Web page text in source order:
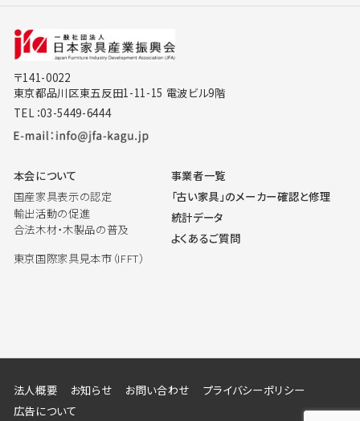
〒141-0022
東京都品川区東五反田1-11-15 電波ビル9階
TEL：03-5449-6444
本会について
国産家具表示の認定
輸出活動の促進
合法木材・木製品の普及
東京国際家具見本市（IFFT）
事業者一覧
「古い家具」のメーカー確認と修理
統計データ
よくあるご質問
法人概要 お知らせ お問い合わせ
プライバシーポリシー
広告について